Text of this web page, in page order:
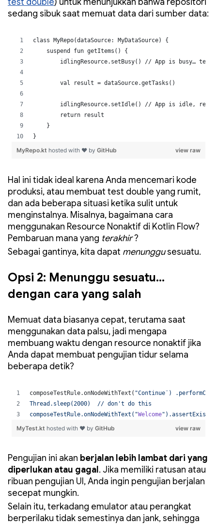
sedang sibuk saat memuat data dari sumber data:
Hal ini tidak ideal karena Anda mencemari kode
produksi, atau membuat test double yang rumit,
dan ada beberapa situasi ketika sulit untuk
menginstalnya. Misalnya, bagaimana cara
menggunakan Resource Nonaktif di Kotlin Flow?
Pembaruan mana yang terakhir?
Sebagai gantinya, kita dapat menunggusesuatu.
Opsi 2: Menunggu sesuatu…
dengan cara yang salah
Memuat data biasanya cepat, terutama saat
menggunakan data palsu, jadi mengapa
membuang waktu dengan resource nonaktif jika
Anda dapat membuat pengujian tidur selama
beberapa detik?
Pengujian ini akan berjalan lebih lambat dari yang
diperlukan atau gagal . Jika memiliki ratusan atau
ribuan pengujian UI, Anda ingin pengujian berjalan
secepat mungkin.
Selain itu, terkadang emulator atau perangkat
berperilaku tidak semestinya dan jank, sehingga